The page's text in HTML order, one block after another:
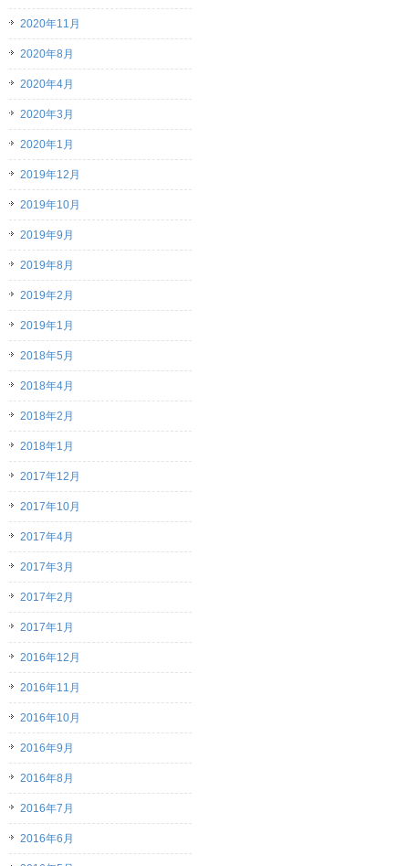
2020年11月
2020年8月
2020年4月
2020年3月
2020年1月
2019年12月
2019年10月
2019年9月
2019年8月
2019年2月
2019年1月
2018年5月
2018年4月
2018年2月
2018年1月
2017年12月
2017年10月
2017年4月
2017年3月
2017年2月
2017年1月
2016年12月
2016年11月
2016年10月
2016年9月
2016年8月
2016年7月
2016年6月